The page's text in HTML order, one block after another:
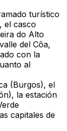
turístico
el casco
do Alto
del Côa,
con la
al
(Burgos), el
la estación
capitales de